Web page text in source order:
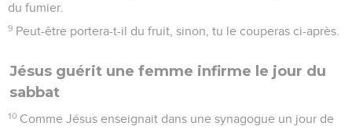
du fumier.
9 Peut-être portera-t-il du fruit, sinon, tu le couperas ci-après.
Jésus guérit une femme infirme le jour du
sabbat
10 Comme Jésus enseignait dans une synagogue un jour de